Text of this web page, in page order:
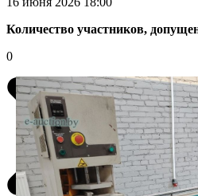
Количество участников,
0